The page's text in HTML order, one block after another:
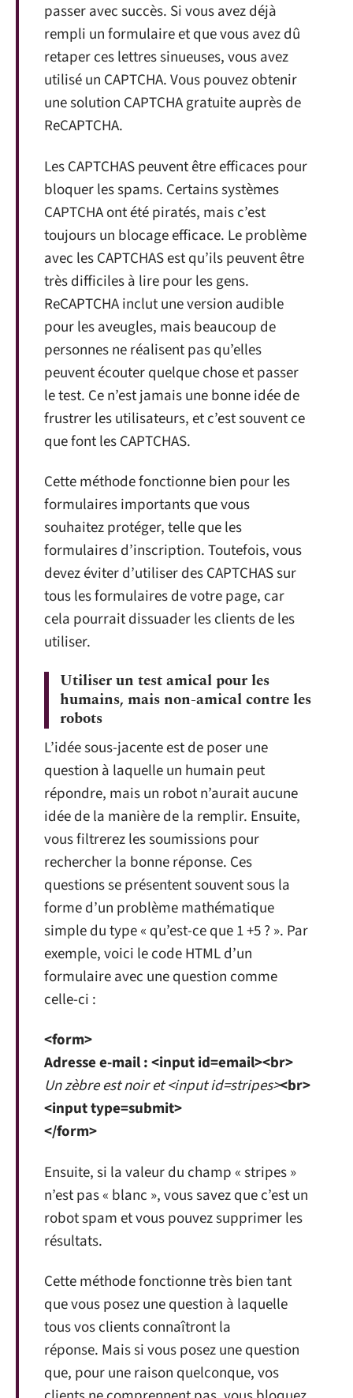
passer avec succès. Si vous avez déjà
rempli un formulaire et que vous avez dû
retaper ces lettres sinueuses, vous avez
utilisé un CAPTCHA. Vous pouvez obtenir
une solution CAPTCHA gratuite auprès de
ReCAPTCHA.
Les CAPTCHAS peuvent être efficaces pour
bloquer les spams. Certains systèmes
CAPTCHA ont été piratés, mais c’est
toujours un blocage efficace. Le problème
avec les CAPTCHAS est qu’ils peuvent être
très difficiles à lire pour les gens.
ReCAPTCHA inclut une version audible
pour les aveugles, mais beaucoup de
personnes ne réalisent pas qu’elles
peuvent écouter quelque chose et passer
le test. Ce n’est jamais une bonne idée de
frustrer les utilisateurs, et c’est souvent ce
que font les CAPTCHAS.
Cette méthode fonctionne bien pour les
formulaires importants que vous
souhaitez protéger, telle que les
formulaires d’inscription. Toutefois, vous
devez éviter d’utiliser des CAPTCHAS sur
tous les formulaires de votre page, car
cela pourrait dissuader les clients de les
utiliser.
Utiliser un test amical pour les
humains, mais non-amical contre les
robots
L’idée sous-jacente est de poser une
question à laquelle un humain peut
répondre, mais un robot n’aurait aucune
idée de la manière de la remplir. Ensuite,
vous filtrerez les soumissions pour
rechercher la bonne réponse. Ces
questions se présentent souvent sous la
forme d’un problème mathématique
simple du type « qu’est-ce que 1 +5 ? ». Par
exemple, voici le code HTML d’un
formulaire avec une question comme
celle-ci :
<form>
Adresse e-mail : <input id=email><br>
Un zèbre est noir et <input id=stripes><br>
<input type=submit>
</form>
Ensuite, si la valeur du champ « stripes »
n’est pas « blanc », vous savez que c’est un
robot spam et vous pouvez supprimer les
résultats.
Cette méthode fonctionne très bien tant
que vous posez une question à laquelle
tous vos clients connaîtront la
réponse. Mais si vous posez une question
que, pour une raison quelconque, vos